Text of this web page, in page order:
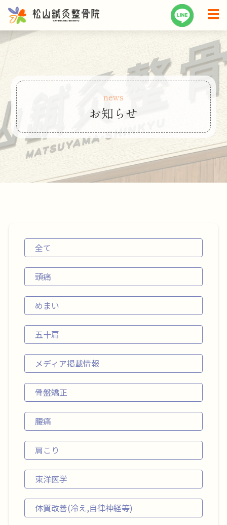
news
お知らせ
全て
頭痛
めまい
五十肩
メディア掲載情報
骨盤矯正
腰痛
肩こり
東洋医学
体質改善(冷え,自律神経等)